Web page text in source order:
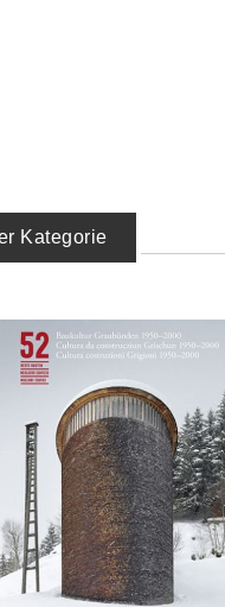
Kategorie
IN DEN WARENKORB